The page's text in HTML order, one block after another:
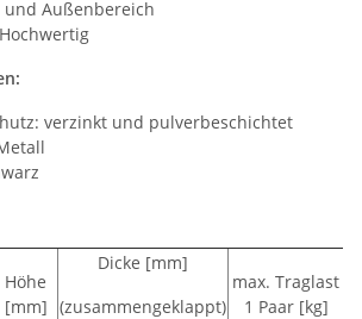
Außenbereich
verzinkt und pulverbeschichtet
Höhe
[mm]
Dicke [mm]
(zusammengeklappt)
max. Traglast
1 Paar [kg]